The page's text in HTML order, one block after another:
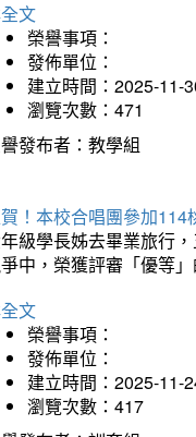
文
榮譽事項：
發佈單位：
建立時間：2025-11-
瀏覽次數：471
發布者：教學組
！本校合唱團參加
級學長姊去畢業旅行
中，榮獲評審「優等
文
榮譽事項：
發佈單位：
建立時間：2025-11-
瀏覽次數：417